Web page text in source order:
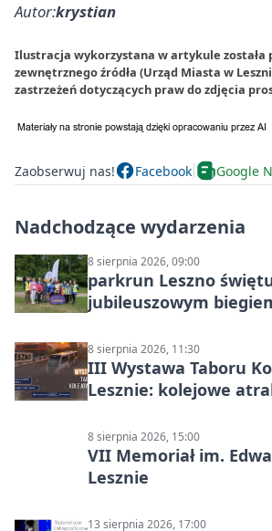
Autor:krystian
Ilustracja wykorzystana w artykule została
zewnętrznego źródła (Urząd Miasta w
zastrzeżeń dotyczących praw do zdjęcia
Zaobserwuj nas! Facebook Google
Nadchodzące wydarzenia
8 sierpnia 2026, 09:00
parkrun Leszno
jubileuszowym
8 sierpnia 2026, 11:30
III Wystawa Taboru
Lesznie: kolejowe
8 sierpnia 2026, 15:00
VII Memoriał im.
Lesznie
13 sierpnia 2026, 17:00